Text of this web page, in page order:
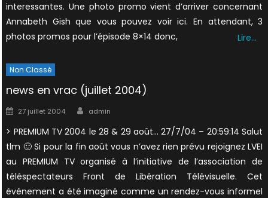
interessantes. Une photo promo vient d’arriver concernant
Annabeth Gish que vous pouvez voir ici. En attendant, 3
photos promos pour l’épisode 8×14 donc,
Lire…
Non Classé
news en vrac (juillet 2004)
Posted
27 juillet 2004 Author
admin
> PREMIUM TV 2004 le 28 & 29 août… 27/7/04 – 20:59:14 Salut
tlm 🙂 Si pour la fin août vous n’avez rien prévu rejoignez LVEI
au PREMIUM TV organisé à l’initiative de l’association de
téléspectateurs Front de Libération Télévisuelle. Cet
événement a été imaginé comme un rendez-vous informel